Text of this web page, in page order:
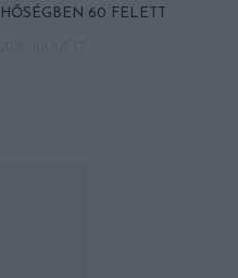
HŐSÉGBEN 60 FELETT